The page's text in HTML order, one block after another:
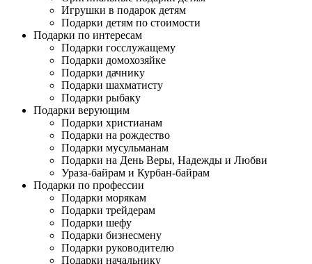
Игрушки в подарок детям
Подарки детям по стоимости
Подарки по интересам
Подарки госслужащему
Подарки домохозяйке
Подарки дачнику
Подарки шахматисту
Подарки рыбаку
Подарки верующим
Подарки христианам
Подарки на рождество
Подарки мусульманам
Подарки на День Веры, Надежды и Любви
Ураза-байрам и Курбан-байрам
Подарки по профессии
Подарки морякам
Подарки трейдерам
Подарки шефу
Подарки бизнесмену
Подарки руководителю
Подарки начальнику